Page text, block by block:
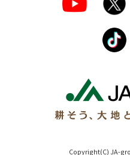
Copyright(C) JA-